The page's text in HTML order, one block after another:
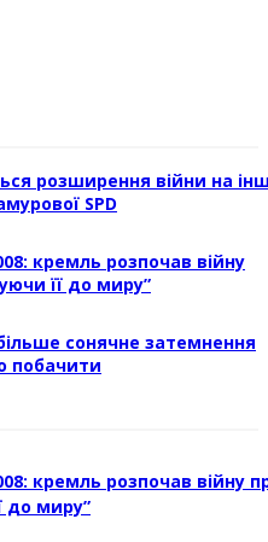
розширення війни на
SPD
кремль розпочав війну
її до миру”
сонячне затемнення
побачити
кремль розпочав війну
до миру”